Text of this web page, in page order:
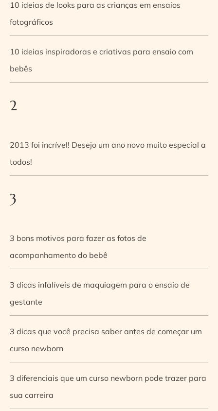
10 ideias de looks para as crianças em ensaios
fotográficos
10 ideias inspiradoras e criativas para ensaio com
bebês
2
2013 foi incrível! Desejo um ano novo muito especial a
todos!
3
3 bons motivos para fazer as fotos de
acompanhamento do bebê
3 dicas infalíveis de maquiagem para o ensaio de
gestante
3 dicas que você precisa saber antes de começar um
curso newborn
3 diferenciais que um curso newborn pode trazer para
sua carreira